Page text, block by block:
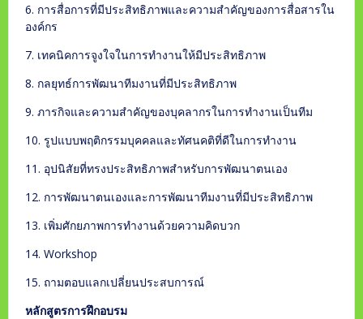
6. การสื่อการที่มีประสิทธิภาพและความสำคัญของการสื่อสารใน
องค์กร
7. เทคนิคการจูงใจในการทำงานให้มีประสิทธิภาพ
8. กลยุทธ์การพัฒนาทีมงานที่มีประสิทธิภาพ
9. ภารกิจและความสำคัญของบุคลากรในการทำงานเป็นทีม
10. รูปแบบพฤติกรรมบุคคลและทัศนคติที่ดีในการทำงาน
11. อุปนิสัยที่ทรงประสิทธิภาพสำหรับการพัฒนาตนเอง
12. การพัฒนาตนเองและการพัฒนาทีมงานที่มีประสิทธิภาพ
13. เพิ่มศักยภาพการทำงานด้วยความคิดบวก
14. Workshop
15. ถามตอบแลกเปลี่ยนประสบการณ์
หลักสูตรการฝึกอบรม